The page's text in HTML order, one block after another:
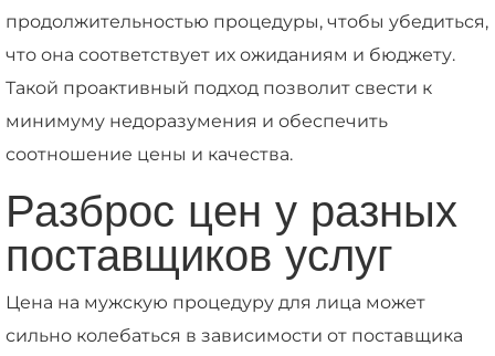
продолжительностью процедуры, чтобы убедиться,
что она соответствует их ожиданиям и бюджету.
Такой проактивный подход позволит свести к
минимуму недоразумения и обеспечить
соотношение цены и качества.
Разброс цен у разных
поставщиков услуг
Цена на мужскую процедуру для лица может
сильно колебаться в зависимости от поставщика